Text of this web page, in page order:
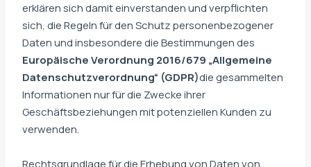
erklären sich damit einverstanden und verpflichten
sich, die Regeln für den Schutz personenbezogener
Daten und insbesondere die Bestimmungen des
Europäische Verordnung 2016/679 „Allgemeine
Datenschutzverordnung“ (GDPR)die gesammelten
Informationen nur für die Zwecke ihrer
Geschäftsbeziehungen mit potenziellen Kunden zu
verwenden.
Rechtsgrundlage für die Erhebung von Daten von